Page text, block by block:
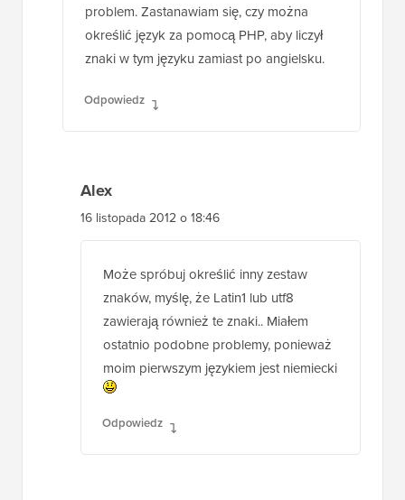
problem. Zastanawiam się, czy można
określić język za pomocą PHP, aby liczył
znaki w tym języku zamiast po angielsku.
Odpowiedz
Alex
16 listopada 2012 o 18:46
Może spróbuj określić inny zestaw
znaków, myślę, że Latin1 lub utf8
zawierają również te znaki.. Miałem
ostatnio podobne problemy, ponieważ
moim pierwszym językiem jest niemiecki
Odpowiedz